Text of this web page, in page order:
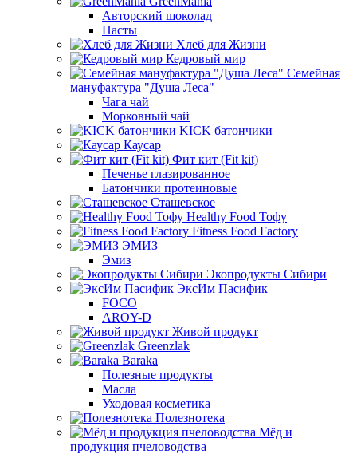
Авторский шоколад
Пасты
Хлеб для Жизни
Кедровый мир
Семейная
мануфактура "Душа Леса"
Чага чай
Морковный чай
KICK батончики
Каусар
Фит кит (Fit kit)
Печенье глазированное
Батончики протеиновые
Сташевское
Healthy Food Тофу
Fitness Food Factory
ЭМИЗ
Эмиз
Экопродукты Сибири
ЭксИм Пасифик
FOCO
AROY-D
Живой продукт
Greenzlak
Baraka
Полезные продукты
Масла
Уходовая косметика
Полезнотека
Мёд и
продукция пчеловодства